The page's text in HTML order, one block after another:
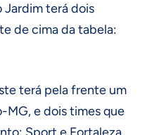
Jardim terá dois
de cima da tabela:
terá pela frente um
e dois times que